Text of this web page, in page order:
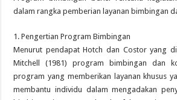
dalam rangka pemberian layanan bimbingan
1. Pengertian Program Bimbingan
Menurut pendapat Hotch dan Costor yang
Mitchell (1981) program bimbingan dan
program yang memberikan layanan khusus
membantu individu dalam mengadakan